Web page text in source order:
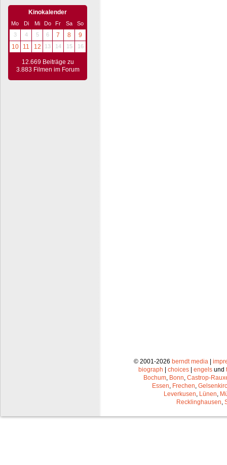
Kinokalender
Mo Di Mi Do Fr Sa
So
3
4 5 6 7 8
9
10
11 12 13 14 15 16
12.669 Beiträge zu
3.883 Filmen im Forum
© 2001-2026 berndt media |
biograph | choices | engels und
Bochum Bonn Castrop-
Essen Frechen
Leverkusen Lünen
Recklinghausen